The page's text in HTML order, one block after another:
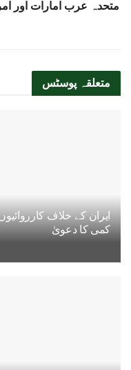
متحدہ عرب امارات اور
متعلقہ پوسٹس
ایران کے خلاف
کمی کا دعویٰ